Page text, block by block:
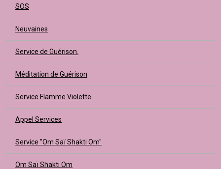
SOS
Neuvaines
Service de Guérison.
Méditation de Guérison
Service Flamme Violette
Appel Services
Service "Om Saï Shakti Om"
Om Saï Shakti Om